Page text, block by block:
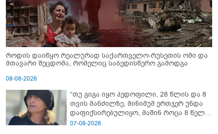
როდის დაიწყო რეალურად საქართველო-რუსეთის ომი და
მთავარი შეცდომა, რომელიც საბედისწერო გამოდგა
08-08-2026
“თუ გიგა იყო პედოფილი, 28 წლის და 8
თვის მანძილზე, მინიმუმ ერთჯერ უნდა
დაფიქსირებულიყო, მაშინ როცა 8 წელი
ამზადებდა მოსწავლეებს! - იპოვონ ერთი
07-08-2026